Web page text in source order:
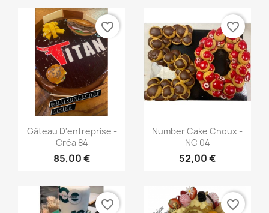
Aperçu rapide
Gâteau D'entreprise -
Créa 84
85,00 €
favorite_border
Aperçu rapide
Number Cake Choux -
NC 04
52,00 €
favorite_border
favorite_border favorite_border